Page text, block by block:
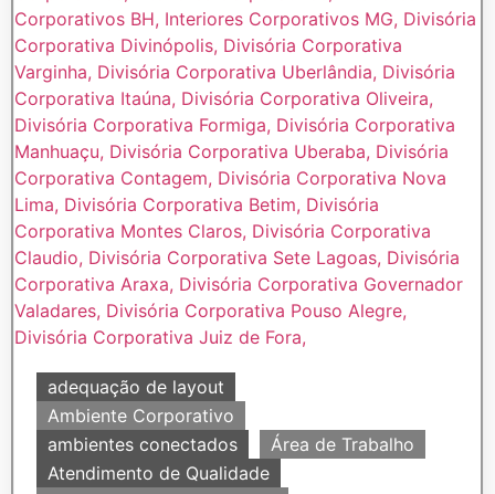
adequação de layout
Ambiente Corporativo
ambientes conectados
Área de Trabalho
Atendimento de Qualidade